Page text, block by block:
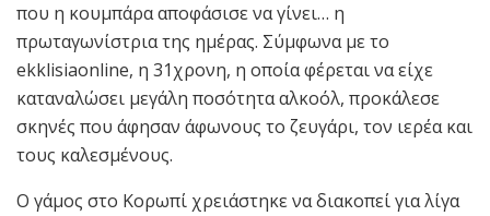
που η κουμπάρα αποφάσισε να γίνει… η
πρωταγωνίστρια της ημέρας. Σύμφωνα με το
ekklisiaonline, η 31χρονη, η οποία φέρεται να είχε
καταναλώσει μεγάλη ποσότητα αλκοόλ, προκάλεσε
σκηνές που άφησαν άφωνους το ζευγάρι, τον ιερέα και
τους καλεσμένους.
Ο γάμος στο Κορωπί χρειάστηκε να διακοπεί για λίγα